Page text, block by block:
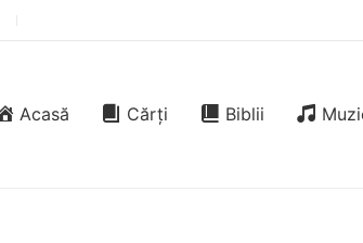
Acasă Cărți Biblii